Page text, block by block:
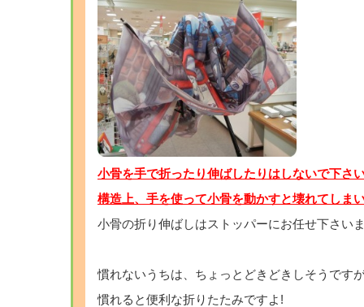
小骨を手で折ったり伸ばしたりはしないで下さ
構造上、手を使って小骨を動かすと壊れてしま
小骨の折り伸ばしはストッパーにお任せ下さい
慣れないうちは、ちょっとどきどきしそうです
慣れると便利な折りたたみですよ!